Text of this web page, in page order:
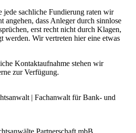
jede sachliche Fundierung raten wir
angehen, dass Anleger durch sinnlose
erst recht nicht durch Klagen,
werden. Wir vertreten hier eine etwas
Kontaktaufnahme stehen wir
zur Verfügung.
| Fachanwalt für Bank- und
Partnerschaft mbB